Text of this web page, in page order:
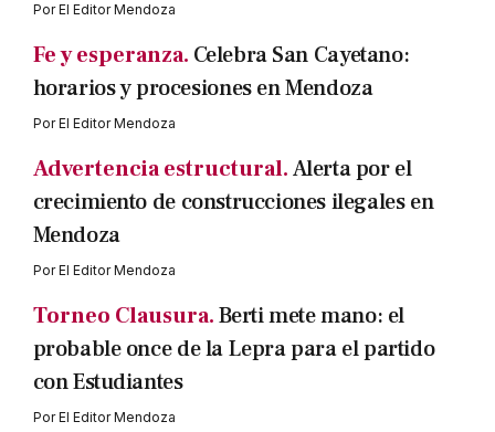
PorEl Editor Mendoza
Fe y esperanza. Celebra San Cayetano:
horarios y procesiones en Mendoza
PorEl Editor Mendoza
Advertencia estructural.Alerta por el
crecimiento de construcciones ilegales en
Mendoza
PorEl Editor Mendoza
Torneo Clausura.Berti mete mano: el
probable once de la Lepra para el partido
con Estudiantes
PorEl Editor Mendoza